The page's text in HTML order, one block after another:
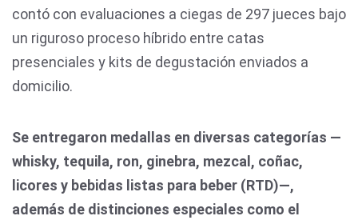
contó con evaluaciones a ciegas de 297 jueces bajo
un riguroso proceso híbrido entre catas
presenciales y kits de degustación enviados a
domicilio.
Se entregaron medallas en diversas categorías —
whisky, tequila, ron, ginebra, mezcal, coñac,
licores y bebidas listas para beber (RTD)—,
además de distinciones especiales como el